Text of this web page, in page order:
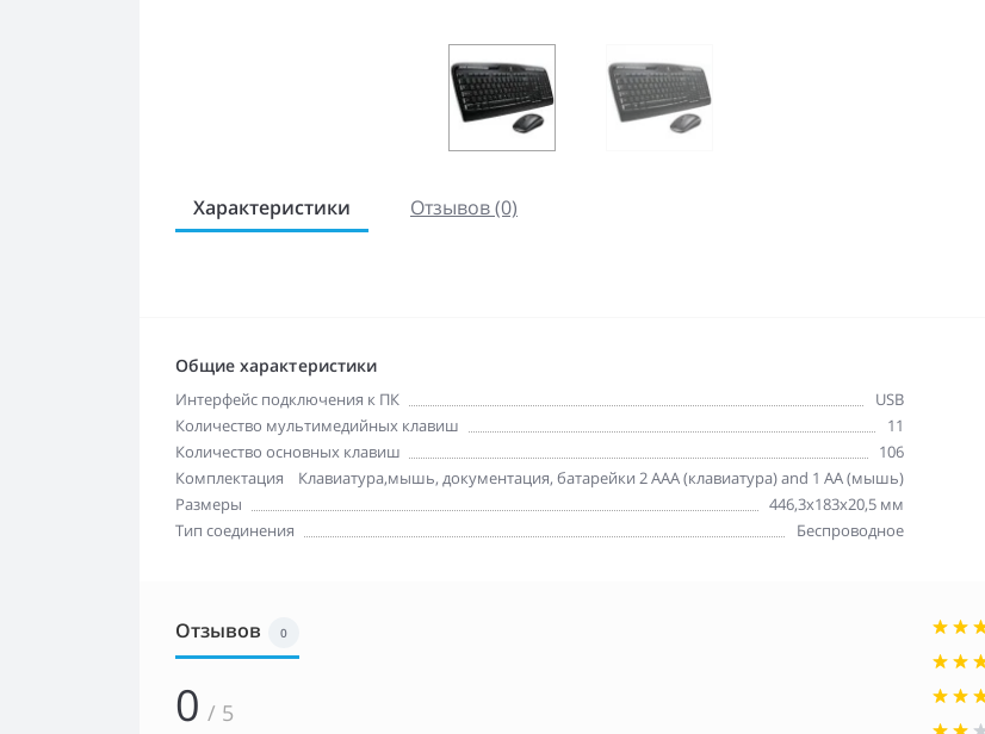
Характеристики Отзывов (0)
Общие характеристики
Интерфейс подключения к ПК
USB
Количество мультимедийных клавиш
11
Количество основных клавиш
106
Комплектация
Клавиатура,мышь, документация, батарейки 2 AAA (клавиатура) and 1 AA (мышь)
Размеры
446,3x183x20,5 мм
Тип соединения
Беспроводное
Отзывов 0
0 / 5